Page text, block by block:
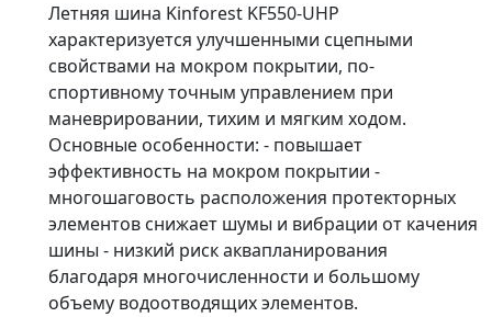
Летняя шина Kinforest KF550-UHP
характеризуется улучшенными сцепными
свойствами на мокром покрытии, по-
спортивному точным управлением при
маневрировании, тихим и мягким ходом.
Основные особенности: - повышает
эффективность на мокром покрытии -
многошаговость расположения протекторных
элементов снижает шумы и вибрации от качения
шины - низкий риск аквапланирования
благодаря многочисленности и большому
объему водоотводящих элементов.